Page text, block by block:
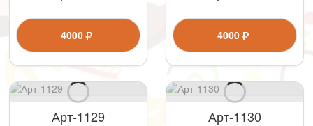
4000 4000
Арт-1129 Арт-1130